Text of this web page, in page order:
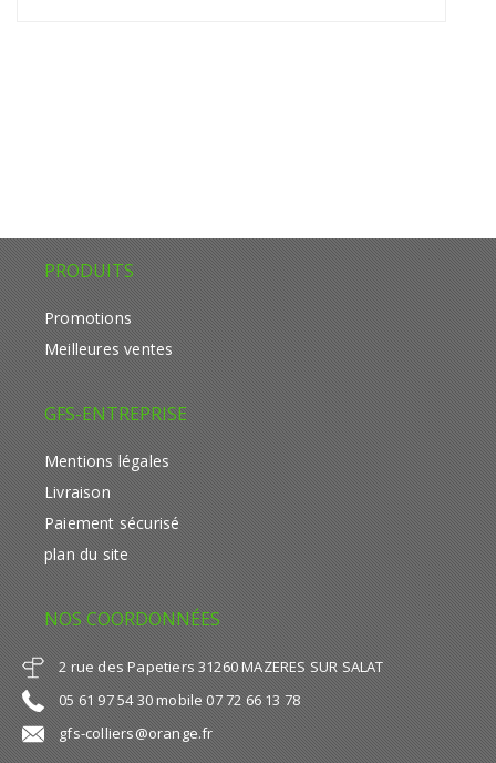
PRODUITS
Promotions
Meilleures ventes
GFS-ENTREPRISE
Mentions légales
Livraison
Paiement sécurisé
plan du site
NOS COORDONNÉES
2 rue des Papetiers 31260 MAZERES SUR SALAT
05 61 97 54 30 mobile 07 72 66 13 78
gfs-colliers@orange.fr